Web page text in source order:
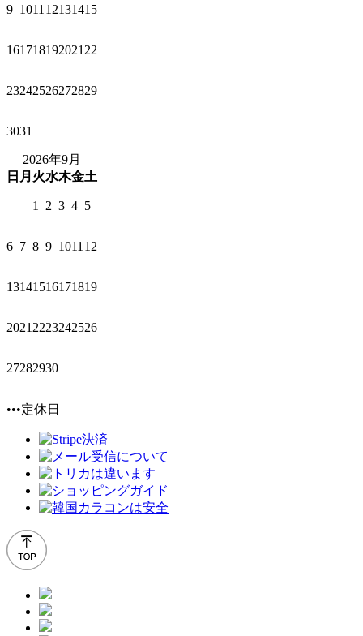
9 101112131415
16171819202122
23242526272829
3031
2026年9月
日 月 火水木金土
1 2 3 4 5
6 7 8 9 101112
13141516171819
20212223242526
27282930
•••定休日